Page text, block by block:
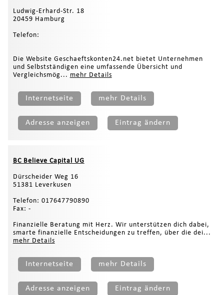
Ludwig-Erhard-Str. 18
20459 Hamburg
Telefon:
Die Website Geschaeftskonten24.net bietet Unternehmen
und Selbstständigen eine umfassende Übersicht und
Vergleichsmög... mehr Details
Internetseite mehr Details
Adresse anzeigen Eintrag ändern
BC Believe Capital UG
Dürscheider Weg 16
51381 Leverkusen
Telefon: 017647790890
Fax: -
Finanzielle Beratung mit Herz. Wir unterstützen dich dabei,
smarte finanzielle Entscheidungen zu treffen, über die dei...
mehr Details
Internetseite mehr Details
Adresse anzeigen Eintrag ändern